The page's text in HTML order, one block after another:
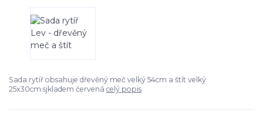
Sada rytíř obsahuje dřevěný meč velký 54cm a štít velký
25x30cm.sjkladem červená celý popis